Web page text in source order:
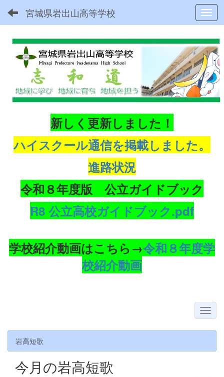
宮城県岩出山高等学校
新しく更新しました！
ハイスクール通信を掲載しました。
進路状況
令和８年度版 公立ガイドブック
R8 公立高校ガイドブック.pdf
学校紹介動画はこちら→令和８年度学
校紹介動画
岩高短歌
今月の岩高短歌